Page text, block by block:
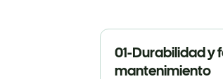
01-Durabilidad y
mantenimiento